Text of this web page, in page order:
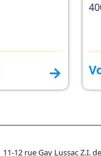
→
11-12 rue Gay Lussac Z.I.